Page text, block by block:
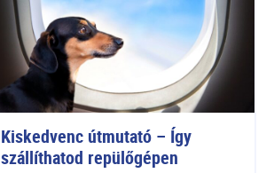
Kiskedvenc útmutató – Így
szállíthatod repülőgépen